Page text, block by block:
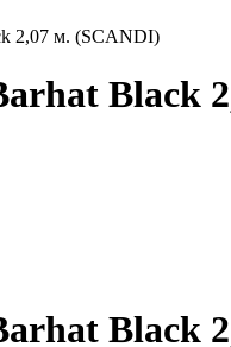
2,07 м. (SCANDI)
Black
Black